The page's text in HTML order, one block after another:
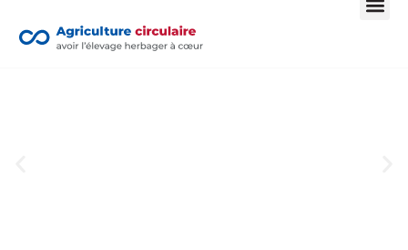
PAS DE CONSERVATION DE LA BIODIVERSITÉ EN EUROPE
SANS ÉLEVAGE HERBAGER EXTENSIF